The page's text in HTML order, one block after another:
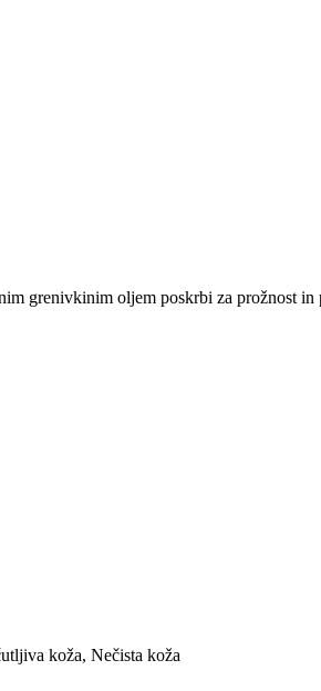
grenivkinim oljem poskrbi za prožnost
koža, Nečista koža